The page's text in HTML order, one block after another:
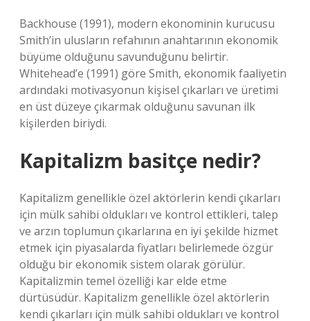
Backhouse (1991), modern ekonominin kurucusu
Smith’in ulusların refahının anahtarının ekonomik
büyüme olduğunu savunduğunu belirtir.
Whitehead’e (1991) göre Smith, ekonomik faaliyetin
ardındaki motivasyonun kişisel çıkarları ve üretimi
en üst düzeye çıkarmak olduğunu savunan ilk
kişilerden biriydi.
Kapitalizm basitçe nedir?
Kapitalizm genellikle özel aktörlerin kendi çıkarları
için mülk sahibi oldukları ve kontrol ettikleri, talep
ve arzın toplumun çıkarlarına en iyi şekilde hizmet
etmek için piyasalarda fiyatları belirlemede özgür
olduğu bir ekonomik sistem olarak görülür.
Kapitalizmin temel özelliği kar elde etme
dürtüsüdür. Kapitalizm genellikle özel aktörlerin
kendi çıkarları için mülk sahibi oldukları ve kontrol